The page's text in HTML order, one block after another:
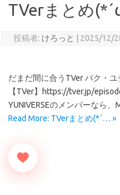
TVerまとめ
投稿者: けろっと 2025/12/
だまだ間に合うTVer パク・
【TVer】https://tver.jp/
YUNIVERSEのメンバーなら
Read More: TVerまとめ(*´… »